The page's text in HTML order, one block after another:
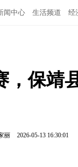
闻中心 生活频道 经
，保靖
丽 2026-05-13 16:30:01